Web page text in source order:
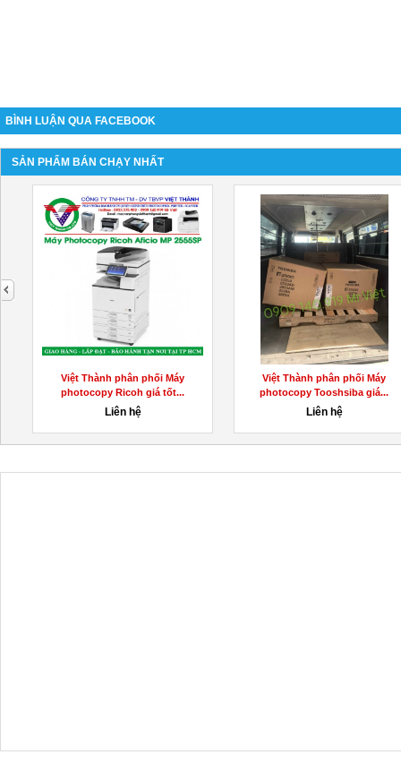
BÌNH LUẬN QUA FACEBOOK
SẢN PHẨM BÁN CHẠY NHẤT
Việt Thành phân phối Máy
photocopy Ricoh giá tốt...
Liên hệ
Việt Thành phân phối Máy
photocopy Tooshsiba giá...
Liên hệ